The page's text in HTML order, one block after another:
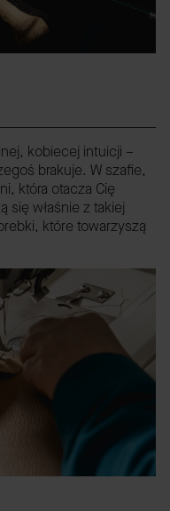
kobiecej intuicji –
brakuje. W szafie,
która otacza Cię
się właśnie z takiej
które towarzyszą